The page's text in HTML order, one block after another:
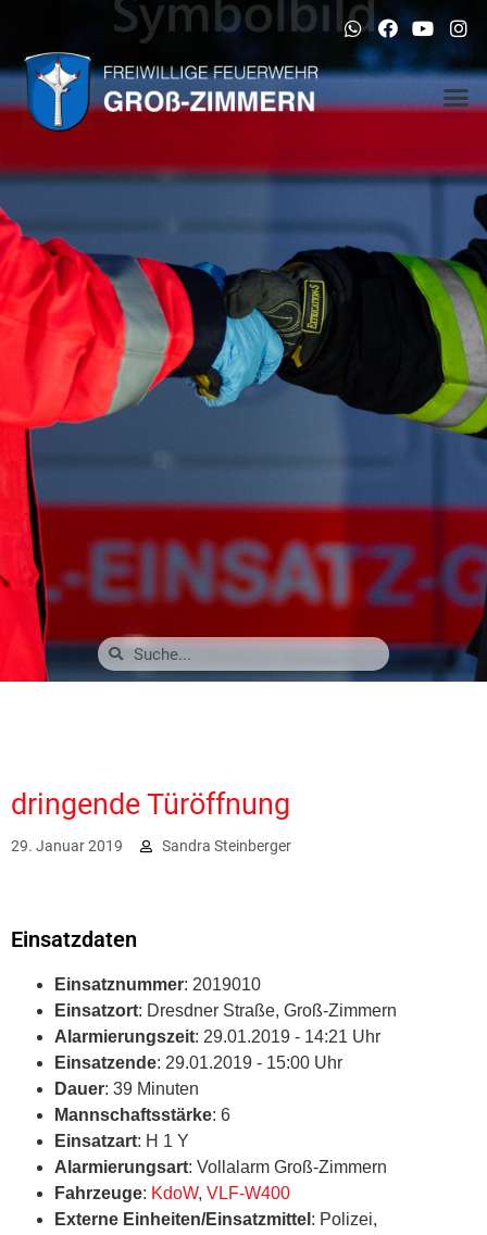
dringende Türöffnung
29. Januar 2019 Sandra Steinberger
Einsatzdaten
Einsatznummer: 2019010
Einsatzort: Dresdner Straße, Groß-Zimmern
Alarmierungszeit: 29.01.2019 - 14:21 Uhr
Einsatzende: 29.01.2019 - 15:00 Uhr
Dauer: 39 Minuten
Mannschaftsstärke: 6
Einsatzart: H 1 Y
Alarmierungsart: Vollalarm Groß-Zimmern
Fahrzeuge: KdoW, VLF-W400
Externe Einheiten/Einsatzmittel : Polizei,